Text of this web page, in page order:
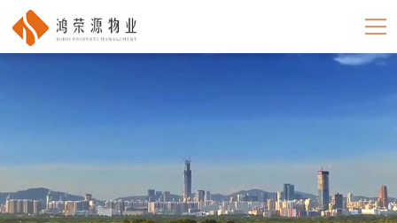
鸿荣源物业
新闻中心